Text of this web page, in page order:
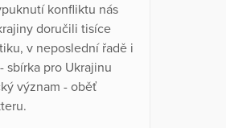
konfliktu nás
doručili tisíce
v neposlední řadě i
sbírka pro Ukrajinu
význam - oběť